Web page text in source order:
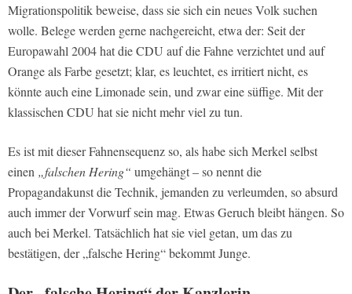
Migrationspolitik beweise, dass sie sich ein neues Volk suchen
wolle. Belege werden gerne nachgereicht, etwa der: Seit der
Europawahl 2004 hat die CDU auf die Fahne verzichtet und auf
Orange als Farbe gesetzt; klar, es leuchtet, es irritiert nicht, es
könnte auch eine Limonade sein, und zwar eine süffige. Mit der
klassischen CDU hat sie nicht mehr viel zu tun.
Es ist mit dieser Fahnensequenz so, als habe sich Merkel selbst
einen „falschen Hering“ umgehängt – so nennt die
Propagandakunst die Technik, jemanden zu verleumden, so absurd
auch immer der Vorwurf sein mag. Etwas Geruch bleibt hängen. So
auch bei Merkel. Tatsächlich hat sie viel getan, um das zu
bestätigen, der „falsche Hering“ bekommt Junge.